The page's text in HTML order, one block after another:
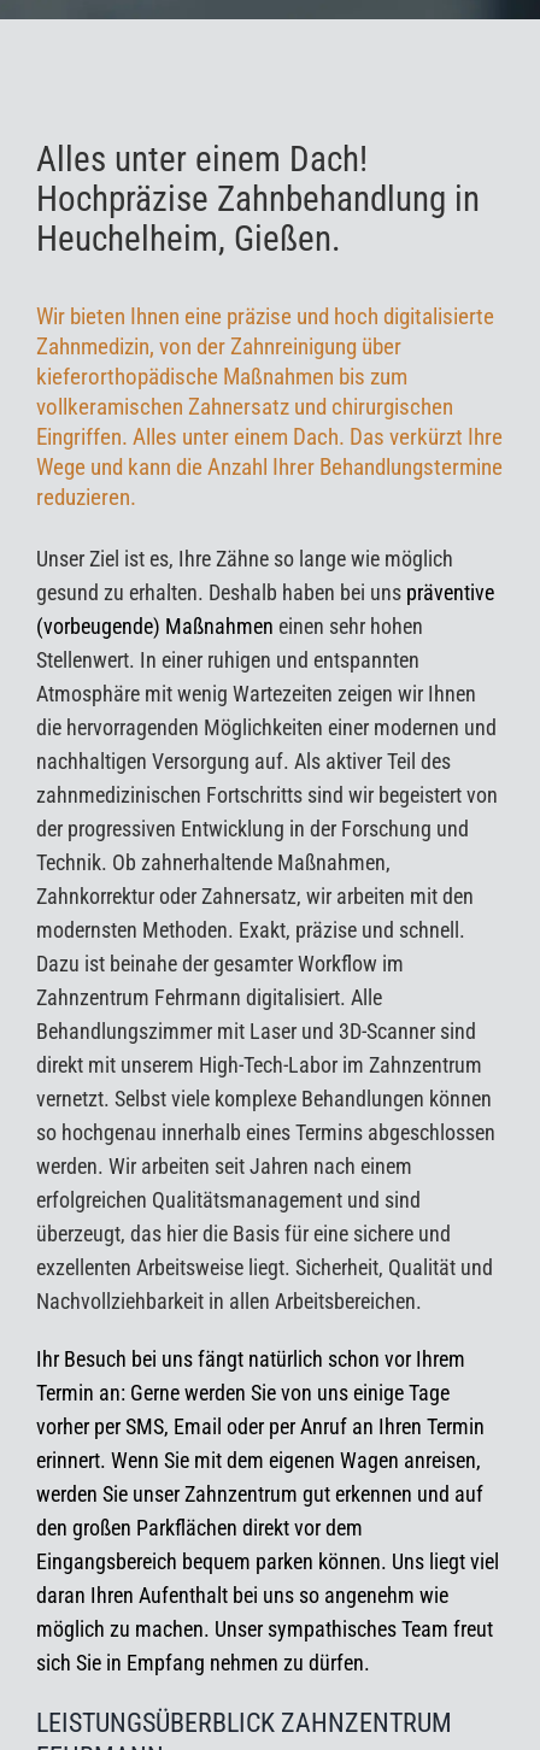
Kontakt
Alles unter einem Dach!
Hochpräzise Zahnbehandlung in
Heuchelheim, Gießen.
Wir bieten Ihnen eine präzise und hoch digitalisierte
Zahnmedizin, von derZahnreinigung über
kieferorthopädische Maßnahmen bis zum
vollkeramischen Zahnersatz und chirurgischen
Eingriffen. Alles unter einem Dach. Das verkürzt Ihre
Wege und kann dieAnzahl Ihrer Behandlungstermine
reduzieren.
Unser Ziel ist es, Ihre Zähne so lange wie möglich
gesund zu erhalten. Deshalb haben bei uns präventive
(vorbeugende) Maßnahmen einen sehr hohen
Stellenwert. In einer ruhigen und entspannten
Atmosphäre mit wenig Wartezeiten zeigen wir Ihnen
die hervorragenden Möglichkeiten einer modernen und
nachhaltigen Versorgung auf. Als aktiver Teil des
zahnmedizinischen Fortschritts sind wir begeistert von
der progressiven Entwicklung in der Forschung und
Technik. Ob zahnerhaltende Maßnahmen,
ZahnkorrekturoderZahnersatz, wir arbeiten mit den
modernsten Methoden. Exakt, präzise und schnell.
Dazu ist beinahe der gesamter Workflow im
Zahnzentrum Fehrmann digitalisiert. Alle
Behandlungszimmer mit Laser und 3D-Scanner sind
direkt mit unserem High-Tech-Labor im Zahnzentrum
vernetzt. Selbst viele komplexe Behandlungen können
so hochgenau innerhalb eines Termins abgeschlossen
werden. Wir arbeiten seit Jahren nach einem
erfolgreichen Qualitätsmanagement und sind
überzeugt, das hier die Basis für eine sichere und
exzellenten Arbeitsweise liegt. Sicherheit, Qualität und
Nachvollziehbarkeit in allen Arbeitsbereichen.
Ihr Besuch bei uns fängt natürlich schon vor Ihrem
Termin an: Gerne werden Sie von uns einige Tage
vorher per SMS, Email oder per Anruf an Ihren Termin
erinnert. Wenn Sie mit dem eigenen Wagen anreisen,
werden Sie unser Zahnzentrum gut erkennen und auf
den großen Parkflächen direkt vor dem
Eingangsbereich bequem parken können. Uns liegt viel
daran Ihren Aufenthalt bei uns so angenehm wie
möglich zu machen. Unser sympathisches Team freut
sich Sie in Empfang nehmen zu dürfen.
LEISTUNGSÜBERBLICK ZAHNZENTRUM